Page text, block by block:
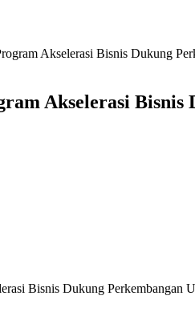
Akselerasi Bisnis Dukung
Akselerasi
Bisnis Dukung Perkembangan